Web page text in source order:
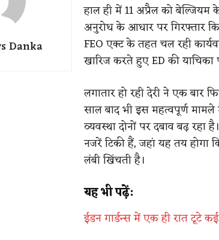
Danka
हाल ही में 11 अप्रैल को बेल्जियम
अनुरोध के आधार पर गिरफ्तार
FEO एक्ट के तहत चल रही
खारिज करते हुए ED की
लगातार हो रही देरी ने एक बार
साल बाद भी इस महत्वपूर्ण
व्यवस्था दोनों पर दबाव बढ़
नजरें टिकी हैं, जहां यह तय होगा
लंबी खिंचती है।
यह भी पढ़ें:
ईडन गार्डन्स में एक ही रात टूटे